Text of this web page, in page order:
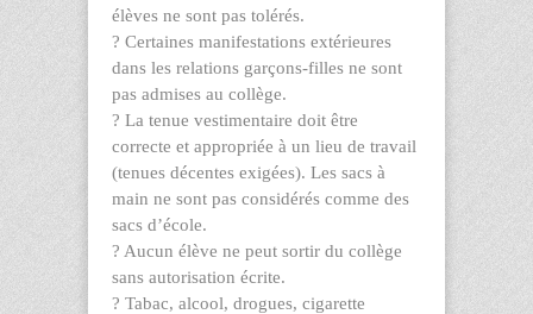
élèves ne sont pas tolérés.
? Certaines manifestations extérieures
dans les relations garçons-filles ne sont
pas admises au collège.
? La tenue vestimentaire doit être
correcte et appropriée à un lieu de travail
(tenues décentes exigées). Les sacs à
main ne sont pas considérés comme des
sacs d’école.
? Aucun élève ne peut sortir du collège
sans autorisation écrite.
? Tabac, alcool, drogues, cigarette